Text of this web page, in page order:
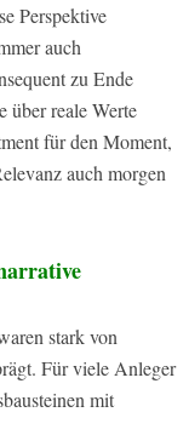
Perspektive
auch
zu Ende
über reale Werte
für den Moment,
auch morgen
stark von
Für viele Anleger
mit